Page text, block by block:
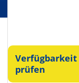
Verfügbarkeit
prüfen